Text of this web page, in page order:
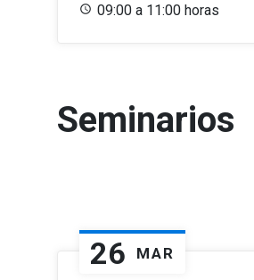
09:00 a 11:00 horas
Seminarios
26 MAR